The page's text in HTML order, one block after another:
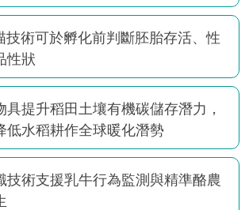
技術可於孵化前判斷胚胎存活、性
性狀
具提升稻田土壤有機碳儲存潛力，
低水稻耕作全球暖化潛勢
技術支援乳牛行為監測與精準酪農